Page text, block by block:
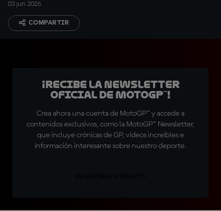
03 jun 2026
COMPARTIR
¡Recibe la Newsletter
oficial de MotoGP™!
Crea ahora una cuenta de MotoGP™ y accede a
contenidos exclusivos, como la MotoGP™ Newsletter,
que incluye crónicas de GP, vídeos increíbles e
información interesante sobre nuestro deporte.